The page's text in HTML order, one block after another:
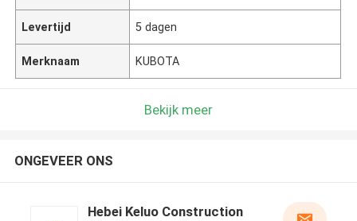
Levertijd 5 dagen
Merknaam KUBOTA
Bekijk meer
ONGEVEER ONS
Hebei Keluo Construction